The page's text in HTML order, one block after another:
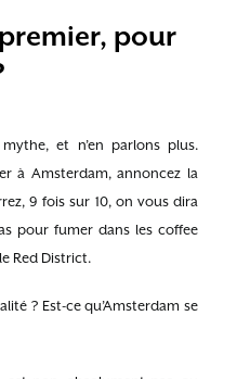
pour
et n’en parlons plus.
à Amsterdam, annoncez la
9 fois sur 10, on vous dira
pour fumer dans les coffee
Red District.
? Est-ce qu’Amsterdam se